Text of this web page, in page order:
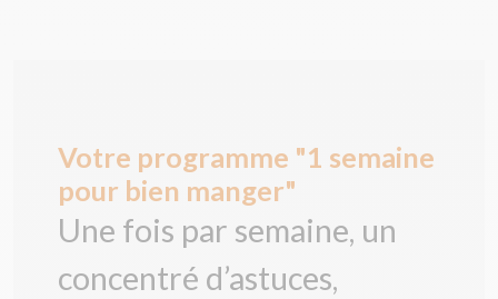
Votre programme "1 semaine
pour bien manger"
Une fois par semaine, un
concentré d’astuces,